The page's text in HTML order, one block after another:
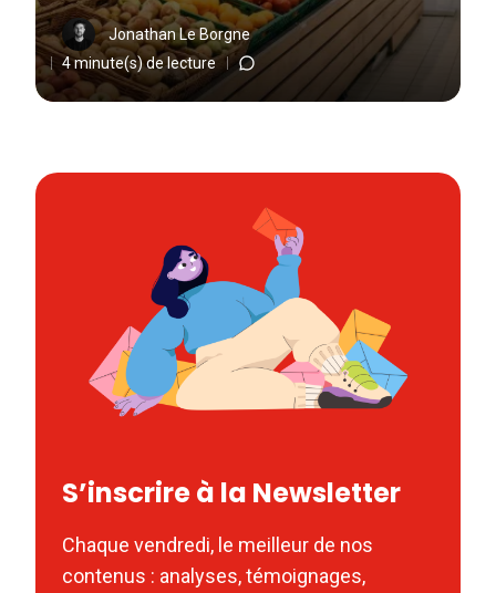
Jonathan Le Borgne
4 minute(s) de lecture
S’inscrire à la Newsletter
Chaque vendredi, le meilleur de nos
contenus : analyses, témoignages,